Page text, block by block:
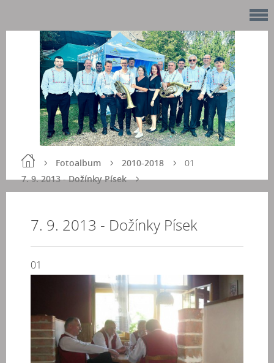
Fotoalbum
2010-2018
7. 9. 2013 - Dožínky Písek
01
7. 9. 2013 - Dožínky Písek
01